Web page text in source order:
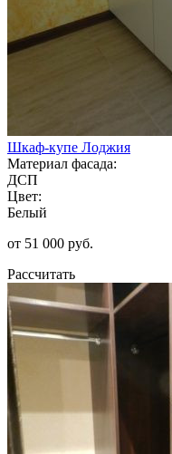
Шкаф-купе Лоджия
Материал фасада:
ДСП
Цвет:
Белый
от 51 000 руб.
Рассчитать